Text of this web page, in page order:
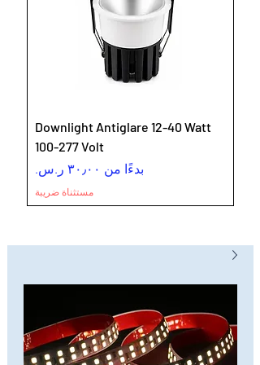
Downlight Antiglare 12-40 Watt
100-277 Volt
بدءًا من
سعر البيع
مستثناة ضريبة